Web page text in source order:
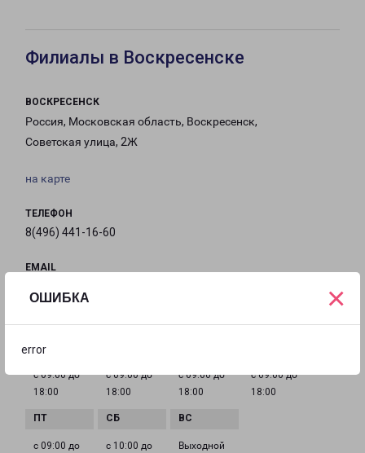
ОШИБКА
error
×
Филиалы в Воскресенске
ВОСКРЕСЕНСК
Россия, Московская область, Воскресенск,
Советская улица, 2Ж
на карте
ТЕЛЕФОН
8(496) 441-16-60
EMAIL
с 09:00 до
18:00
с 09:00 до
18:00
с 09:00 до
18:00
с 09:00 до
18:00
с 09:00 до
с 10:00 до
Выходной